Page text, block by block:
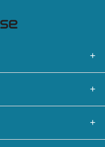
+
+
+